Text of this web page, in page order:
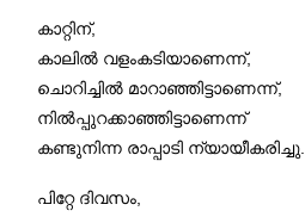
കാറ്റിന്,
കാലിൽ വളംകടിയാണെന്ന്,
ചൊറിച്ചിൽ മാറാഞ്ഞിട്ടാണെന്ന്,
നിൽപ്പുറക്കാഞ്ഞിട്ടാണെന്ന്
കണ്ടുനിന്ന രാപ്പാടി ന്യായീകരിച്ചു.
പിറ്റേ ദിവസം,